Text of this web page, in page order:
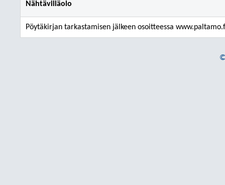
Nähtävilläolo
Pöytäkirjan tarkastamisen jälkeen osoitteessa